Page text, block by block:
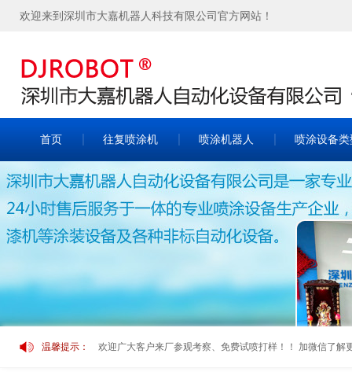
欢迎来到深圳市大嘉机器人科技有限公司官方网站！
首页 往复喷涂机 喷涂机器人 喷涂设备类
温馨提示：
欢迎广大客户来厂参观考察、免费试喷打样！！ 加微信了